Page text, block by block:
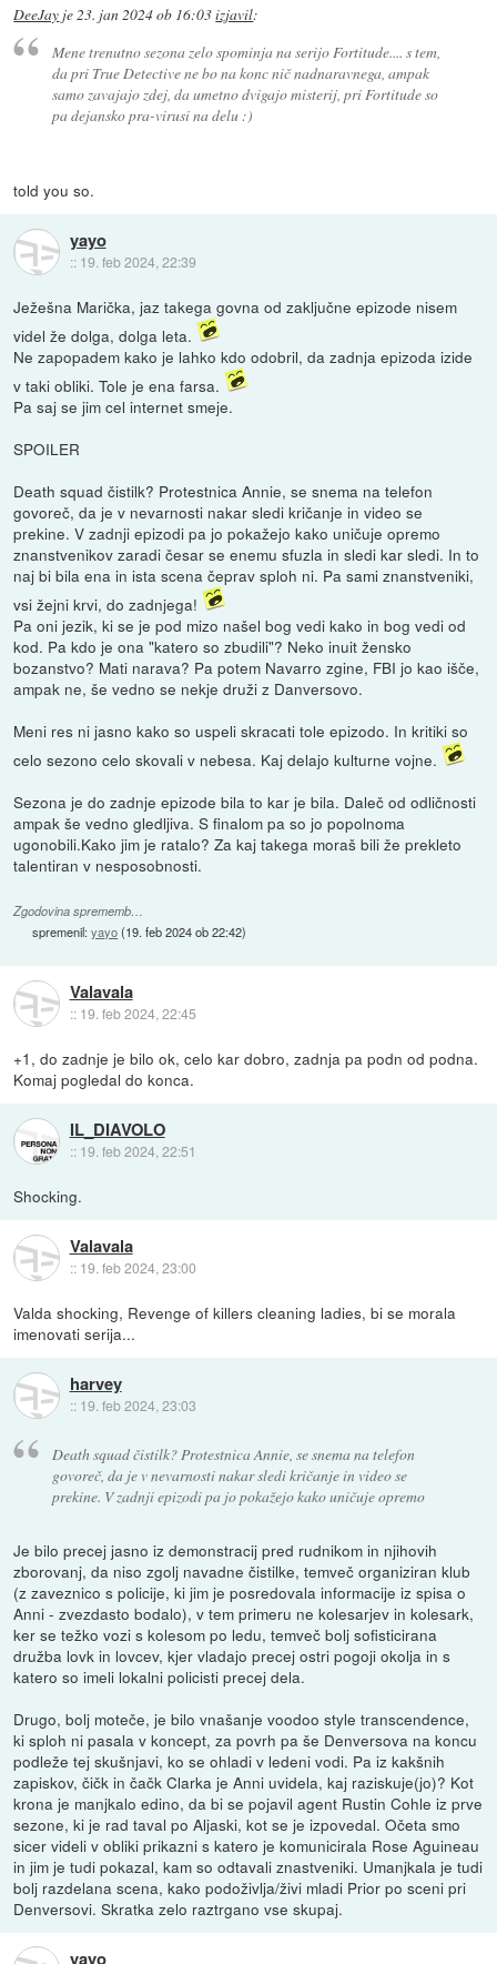
DeeJay je23. jan 2024 ob 16:03izjavil:
Mene trenutno sezona zelo spominja na serijo Fortitude.... s tem,
da pri True Detective ne bo na konc nič nadnaravnega, ampak
samo zavajajo zdej, da umetno dvigajo misterij, pri Fortitude so
pa dejansko pra-virusi na delu :)
told you so.
yayo
:: 19. feb 2024, 22:39
Ježešna Marička, jaz takega govna od zaključne epizode nisem
videl že dolga, dolga leta.
Ne zapopadem kako je lahko kdo odobril, da zadnja epizoda izide
v taki obliki. Tole je ena farsa.
Pa saj se jim cel internet smeje.
SPOILER
Death squad čistilk? Protestnica Annie, se snema na telefon
govoreč, da je v nevarnosti nakar sledi kričanje in video se
prekine. V zadnji epizodi pa jo pokažejo kako uničuje opremo
znanstvenikov zaradi česar se enemu sfuzla in sledi kar sledi. In to
naj bi bila ena in ista scena čeprav sploh ni. Pa sami znanstveniki,
vsi žejni krvi, do zadnjega!
Pa oni jezik, ki se je pod mizo našel bog vedi kako in bog vedi od
kod. Pa kdo je ona "katero so zbudili"? Neko inuit žensko
bozanstvo? Mati narava? Pa potem Navarro zgine, FBI jo kao išče,
ampak ne, še vedno se nekje druži z Danversovo.
Meni res ni jasno kako so uspeli skracati tole epizodo. In kritiki so
celo sezono celo skovali v nebesa. Kaj delajo kulturne vojne.
Sezona je do zadnje epizode bila to kar je bila. Daleč od odličnosti
ampak še vedno gledljiva. S finalom pa so jo popolnoma
ugonobili.Kako jim je ratalo? Za kaj takega moraš bili že prekleto
talentiran v nesposobnosti.
Zgodovina sprememb…
spremenil:yayo(19. feb 2024 ob 22:42)
Valavala
:: 19. feb 2024, 22:45
+1, do zadnje je bilo ok, celo kar dobro, zadnja pa podn od podna.
Komaj pogledal do konca.
IL_DIAVOLO
:: 19. feb 2024, 22:51
Shocking.
Valavala
:: 19. feb 2024, 23:00
Valda shocking, Revenge of killers cleaning ladies, bi se morala
imenovati serija...
harvey
:: 19. feb 2024, 23:03
Death squad čistilk? Protestnica Annie, se snema na telefon
govoreč, da je v nevarnosti nakar sledi kričanje in video se
prekine. V zadnji epizodi pa jo pokažejo kako uničuje opremo
Je bilo precej jasno iz demonstracij pred rudnikom in njihovih
zborovanj, da niso zgolj navadne čistilke, temveč organiziran klub
(z zaveznico s policije, ki jim je posredovala informacije iz spisa o
Anni - zvezdasto bodalo), v tem primeru ne kolesarjev in kolesark,
ker se težko vozi s kolesom po ledu, temveč bolj sofisticirana
družba lovk in lovcev, kjer vladajo precej ostri pogoji okolja in s
katero so imeli lokalni policisti precej dela.
Drugo, bolj moteče, je bilo vnašanje voodoo style transcendence,
ki sploh ni pasala v koncept, za povrh pa še Denversova na koncu
podleže tej skušnjavi, ko se ohladi v ledeni vodi. Pa iz kakšnih
zapiskov, čičk in čačk Clarka je Anni uvidela, kaj raziskuje(jo)? Kot
krona je manjkalo edino, da bi se pojavil agent Rustin Cohle iz prve
sezone, ki je rad taval po Aljaski, kot se je izpovedal. Očeta smo
sicer videli v obliki prikazni s katero je komunicirala Rose Aguineau
in jim je tudi pokazal, kam so odtavali znastveniki. Umanjkala je tudi
bolj razdelana scena, kako podoživlja/živi mladi Prior po sceni pri
Denversovi. Skratka zelo raztrgano vse skupaj.
yayo